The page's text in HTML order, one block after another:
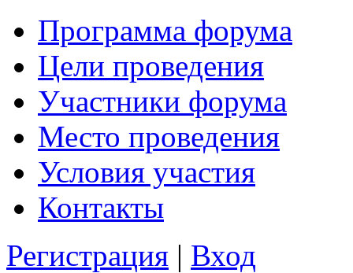
Программа форума
Цели проведения
Участники форума
Место проведения
Условия участия
Контакты
Регистрация | Вход